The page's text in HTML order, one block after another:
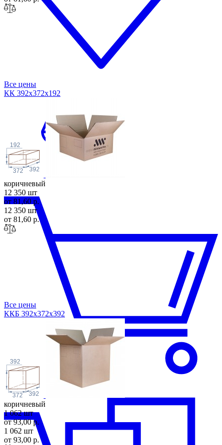
Все цены
КК 392х372х192
372
192
392
коричневый
12 350 шт
от 81,60 р.
12 350 шт
от 81,60 р.
Все цены
ККБ 392х372х392
372
392
392
коричневый
1 062 шт
от 93,00 р.
1 062 шт
от 93,00 р.